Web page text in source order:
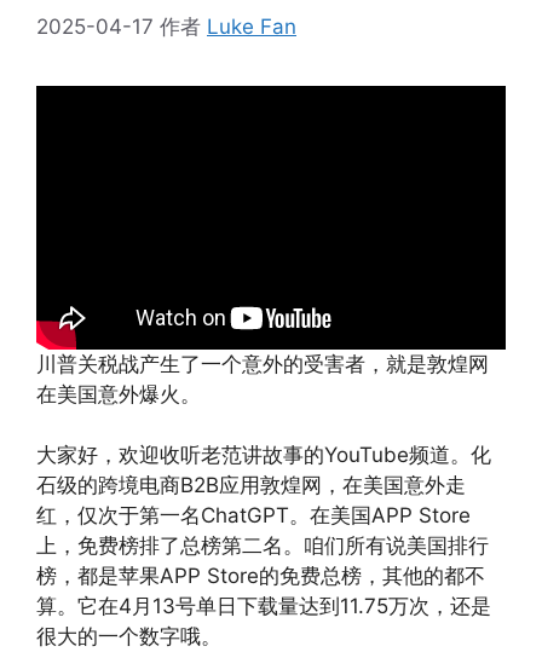
2025-04-17 作者 Luke Fan
川普关税战产生了一个意外的受害者，就是敦煌网
在美国意外爆火。
大家好，欢迎收听老范讲故事的YouTube频道。化
石级的跨境电商B2B应用敦煌网，在美国意外走
红，仅次于第一名ChatGPT。在美国APP Store
上，免费榜排了总榜第二名。咱们所有说美国排行
榜，都是苹果APP Store的免费总榜，其他的都不
算。它在4月13号单日下载量达到11.75万次，还是
很大的一个数字哦。